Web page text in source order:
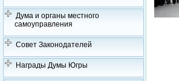
Дума и органы местного
самоуправления
Совет Законодателей
Награды Думы Югры